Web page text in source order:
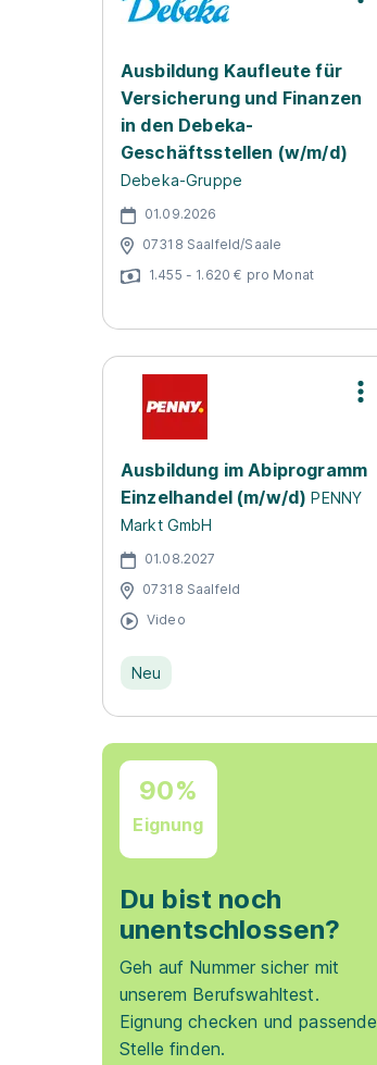
Ausbildung Kaufleute für
Versicherung und Finanzen
in den Debeka-
Geschäftsstellen (w/m/d)
Debeka-Gruppe
01.09.2026
07318 Saalfeld/Saale
1.455 - 1.620 € pro Monat
Ausbildung im Abiprogramm
Einzelhandel (m/w/d) PENNY
Markt GmbH
01.08.2027
07318 Saalfeld
Video
Neu
90%
Eignung
Du bist noch
unentschlossen?
Geh auf Nummer sicher mit
unserem Berufswahltest.
Eignung checken und passende
Stelle finden.